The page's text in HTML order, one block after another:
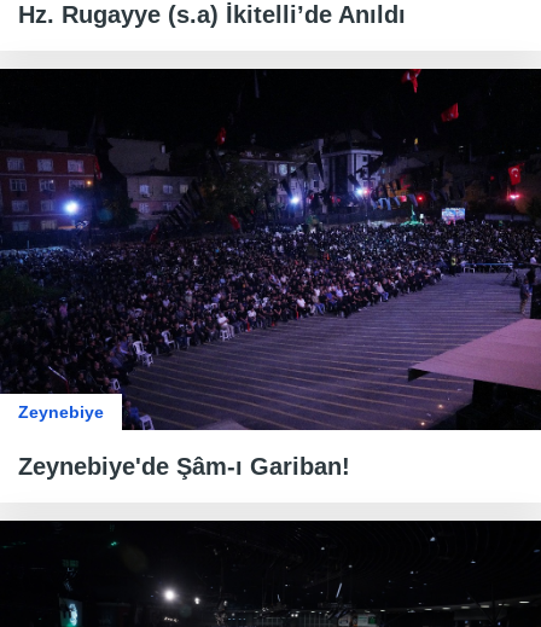
Hz. Rugayye (s.a) İkitelli’de Anıldı
Zeynebiye
Zeynebiye'de Şâm-ı Gariban!